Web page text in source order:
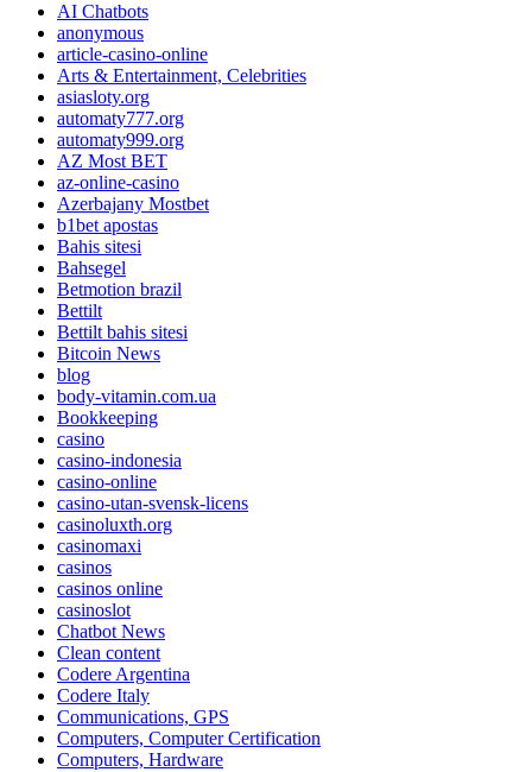
AI Chatbots
anonymous
article-casino-online
Arts & Entertainment, Celebrities
asiasloty.org
automaty777.org
automaty999.org
AZ Most BET
az-online-casino
Azerbajany Mostbet
b1bet apostas
Bahis sitesi
Bahsegel
Betmotion brazil
Bettilt
Bettilt bahis sitesi
Bitcoin News
blog
body-vitamin.com.ua
Bookkeeping
casino
casino-indonesia
casino-online
casino-utan-svensk-licens
casinoluxth.org
casinomaxi
casinos
casinos online
casinoslot
Chatbot News
Clean content
Codere Argentina
Codere Italy
Communications, GPS
Computers, Computer Certification
Computers, Hardware